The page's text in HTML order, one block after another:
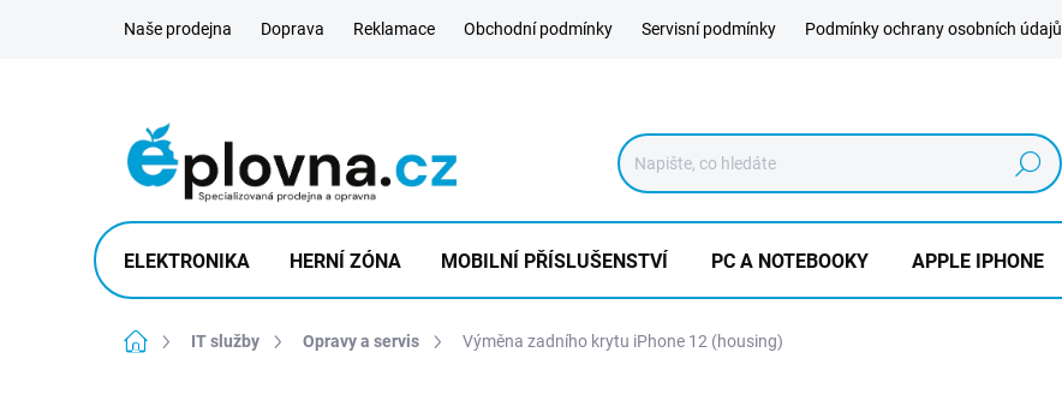
Naše prodejna Doprava Reklamace Obchodní podmínky Servisní podmínky Podmínky ochrany osobních údajů
Hledat
ELEKTRONIKA HERNÍ ZÓNA MOBILNÍ PŘÍSLUŠENSTVÍ PC A NOTEBOOKY APPLE IPHONE
Domů IT služby Opravy a servis Výměna zadního krytu iPhone 12 (housing)